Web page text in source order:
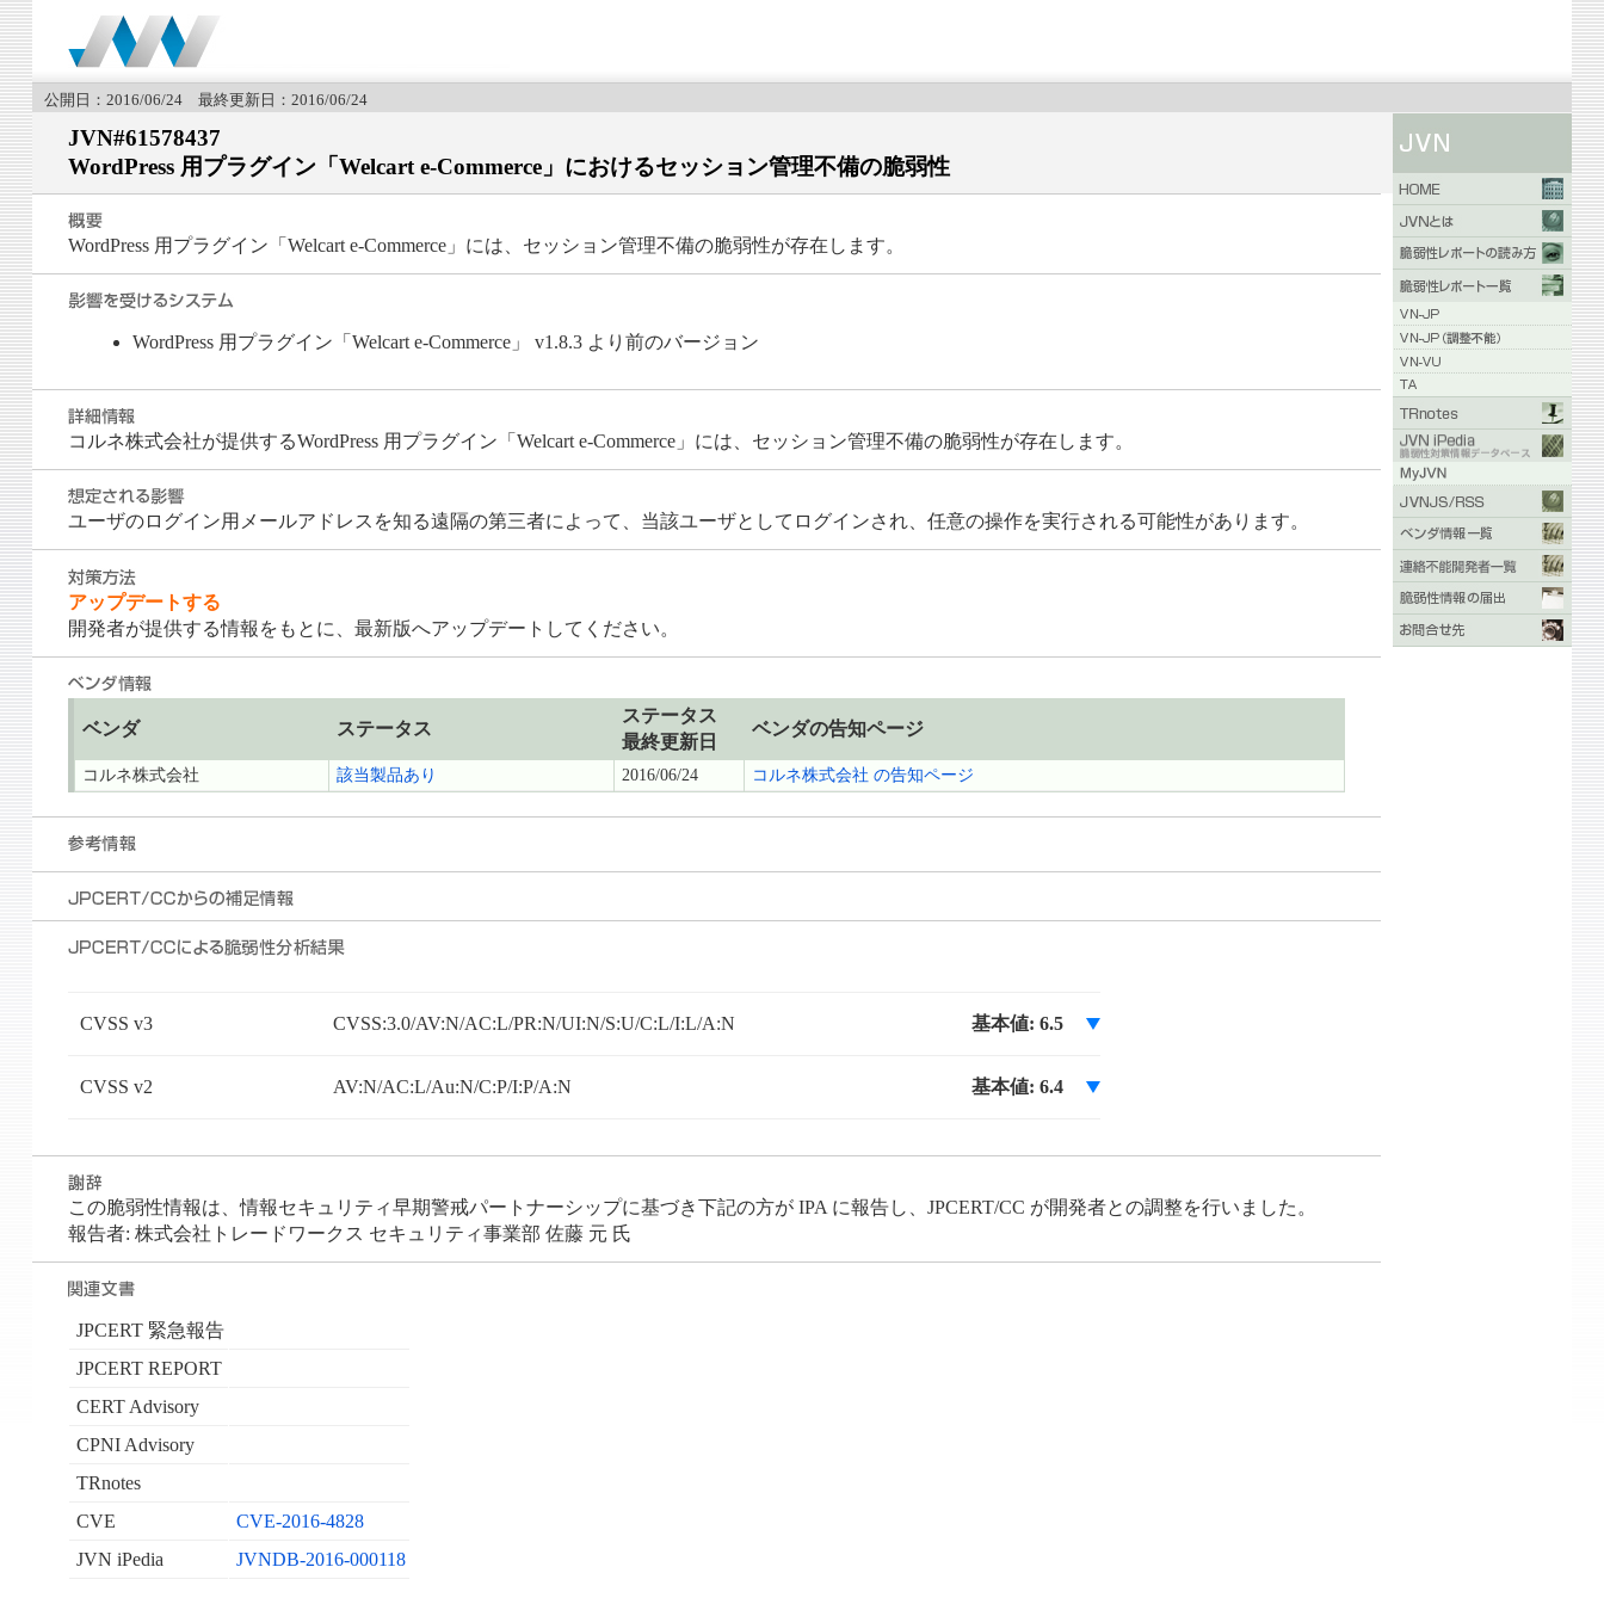
公開日：2016/06/24 最終更新日：2016/06/24
JVN#61578437
WordPress 用プラグイン「Welcart e-Commerce」におけるセッション管理不備の脆弱性
WordPress 用プラグイン「Welcart e-Commerce」には、セッション管理不備の脆弱性が存在します。
WordPress 用プラグイン「Welcart e-Commerce」 v1.8.3 より前のバージョン
コルネ株式会社が提供するWordPress 用プラグイン「Welcart e-Commerce」には、セッション管理不備の脆弱性が存在します。
ユーザのログイン用メールアドレスを知る遠隔の第三者によって、当該ユーザとしてログインされ、任意の操作を実行される可能性があります。
アップデートする
開発者が提供する情報をもとに、最新版へアップデートしてください。
ベンダ ステータス
ステータス
最終更新日
ベンダの告知ページ
コルネ株式会社 該当製品あり 2016/06/24 コルネ株式会社 の告知ページ
CVSS v3 CVSS:3.0/AV:N/AC:L/PR:N/UI:N/S:U/C:L/I:L/A:N 基本値: 6.5
CVSS v2 AV:N/AC:L/Au:N/C:P/I:P/A:N 基本値: 6.4
この脆弱性情報は、情報セキュリティ早期警戒パートナーシップに基づき下記の方が IPA に報告し、JPCERT/CC が開発者との調整を行いました。
報告者: 株式会社トレードワークス セキュリティ事業部 佐藤 元 氏
JPCERT 緊急報告
JPCERT REPORT
CERT Advisory
CPNI Advisory
TRnotes
CVE
CVE-2016-4828
JVN iPedia
JVNDB-2016-000118